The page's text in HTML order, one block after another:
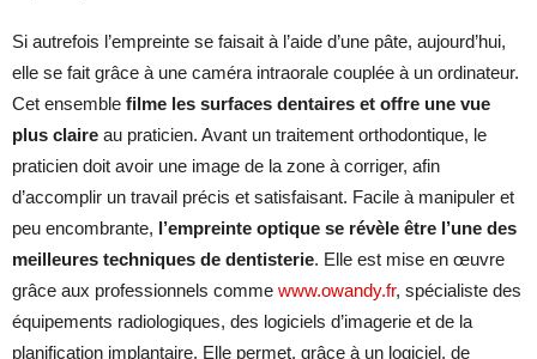
Si autrefois l’empreinte se faisait à l’aide d’une pâte, aujourd’hui,
elle se fait grâce à une caméra intraorale couplée à un ordinateur.
Cet ensemble filme les surfaces dentaires et offre une vue
plus claire au praticien. Avant un traitement orthodontique, le
praticien doit avoir une image de la zone à corriger, afin
d’accomplir un travail précis et satisfaisant. Facile à manipuler et
peu encombrante, l’empreinte optique se révèle être l’une des
meilleures techniques de dentisterie. Elle est mise en œuvre
grâce aux professionnels comme www.owandy.fr, spécialiste des
équipements radiologiques, des logiciels d’imagerie et de la
planification implantaire. Elle permet, grâce à un logiciel, de